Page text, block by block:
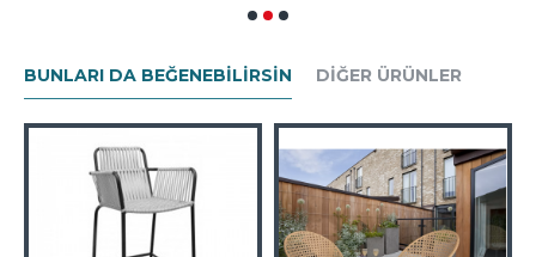
BUNLARI DA BEĞENEBILIRSIN DIĞER ÜRÜNLER